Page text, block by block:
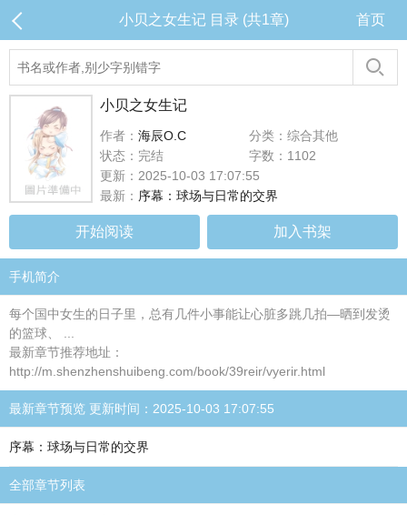
小贝之女生记 目录 (共1章) 首页
小贝之女生记
作者： 海辰O.C
分类：综合其他
状态：完结
字数：1102
更新：2025-10-03 17:07:55
最新： 序幕：球场与日常的交界
开始阅读 加入书架
手机简介
每个国中女生的日子里，总有几件小事能让心脏多跳几拍—晒到发烫
的篮球、 ...
最新章节推荐地址：
http://m.shenzhenshuibeng.com/book/39reir/vyerir.html
最新章节预览 更新时间：2025-10-03 17:07:55
序幕：球场与日常的交界
全部章节列表